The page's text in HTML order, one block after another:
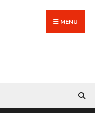
MENU